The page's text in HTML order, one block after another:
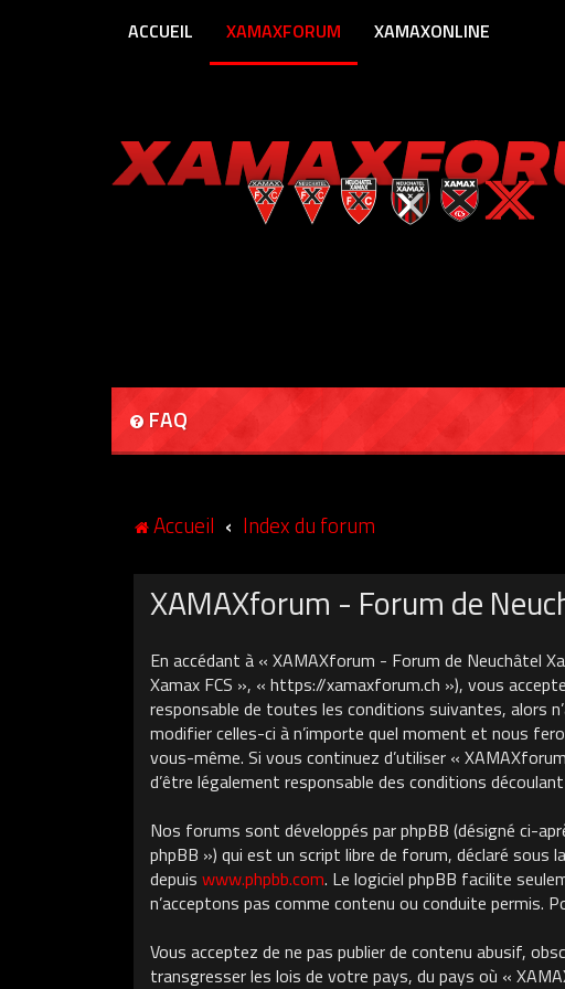
ACCUEIL XAMAXFORUM XAMAXONLINE
FAQ
Accueil Index du forum
XAMAXforum - Forum de
En accédant à « XAMAXforum - Forum de Neuchâtel
Xamax FCS », « https://xamaxforum.ch »), vous
responsable de toutes les conditions suivantes, alors
modifier celles-ci à n’importe quel moment et nous
vous-même. Si vous continuez d’utiliser «
d’être légalement responsable des conditions
Nos forums sont développés par phpBB (désigné ci-
phpBB ») qui est un script libre de forum, déclaré sous
depuis www.phpbb.com. Le logiciel phpBB facilite
n’acceptons pas comme contenu ou conduite permis.
Vous acceptez de ne pas publier de contenu abusif,
transgresser les lois de votre pays, du pays où «